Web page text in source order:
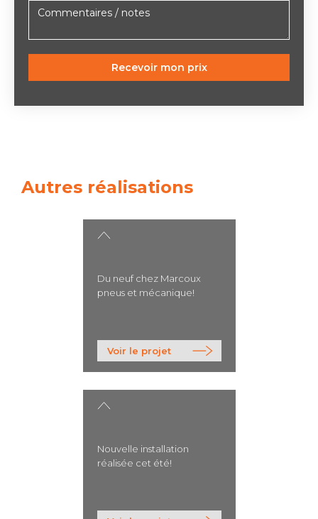
Autres réalisations
Du neuf chez Marcoux
pneus et mécanique!
Voir le projet >
Nouvelle installation
réalisée cet été!